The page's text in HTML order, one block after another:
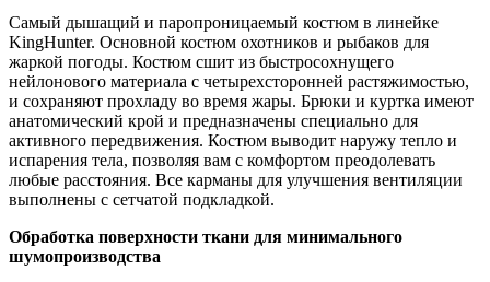
Самый дышащий и паропроницаемый костюм в линейке
KingHunter. Основной костюм охотников и рыбаков для
жаркой погоды. Костюм сшит из быстросохнущего
нейлонового материала с четырехсторонней растяжимостью,
и сохраняют прохладу во время жары. Брюки и куртка имеют
анатомический крой и предназначены специально для
активного передвижения. Костюм выводит наружу тепло и
испарения тела, позволяя вам с комфортом преодолевать
любые расстояния. Все карманы для улучшения вентиляции
выполнены с сетчатой подкладкой.
Обработка поверхности ткани для минимального
шумопроизводства